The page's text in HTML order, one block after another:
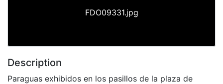
FDO09331.jpg
Description
Paraguas exhibidos en los pasillos de la plaza de